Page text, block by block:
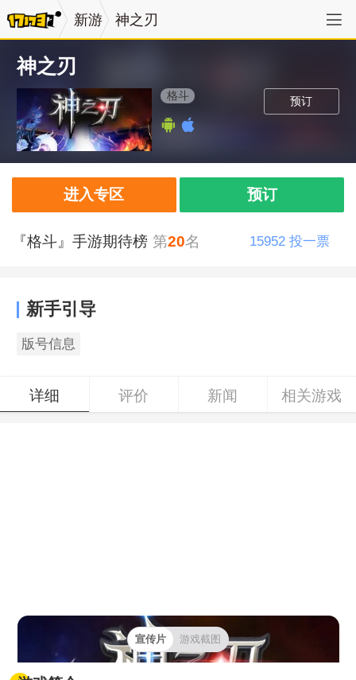
新游 神之刃
神之刃
预订
格斗
进入专区 预订
『格斗』手游期待榜 第20名 15952 投一票
新手引导
版号信息
详细 评价 新闻 相关游戏
宣传片 游戏截图